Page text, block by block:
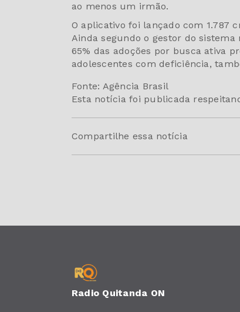
ao menos um irmão.
O aplicativo foi lançado com 1.787
Ainda segundo o gestor do
65% das adoções por busca ativa
adolescentes com deficiência,
Fonte: Agência Brasil
Esta notícia foi publicada
Compartilhe essa notícia
Radio Quitanda ON